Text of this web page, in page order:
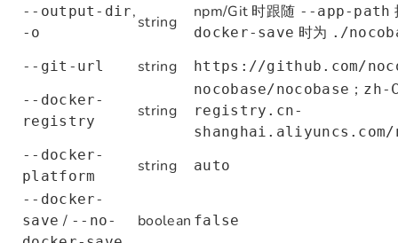
--output-dir,
-o
string
npm/Git 时跟随 --app-path
docker-save 时为 ./
--git-url
string
https://github.com/
--docker-
registry
string
nocobase/nocobase ； zh-
registry.cn-
shanghai.aliyuncs.com/
--docker-
platform
string
auto
--docker-
save / --no-
boolean false